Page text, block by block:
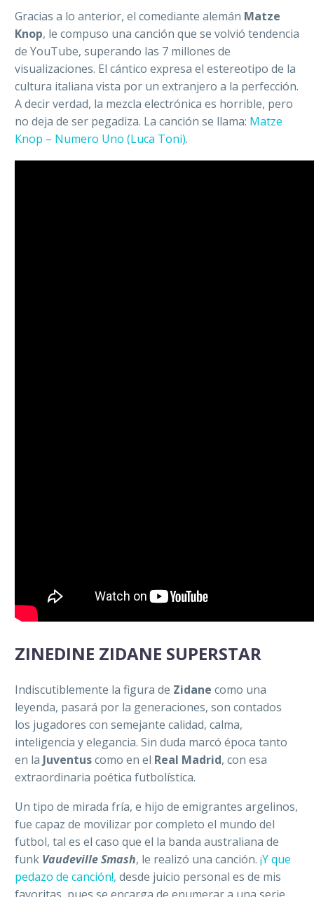
Gracias a lo anterior, el comediante alemán Matze
Knop, le compuso una canción que se volvió tendencia
de YouTube, superando las 7 millones de
visualizaciones. El cántico expresa el estereotipo de la
cultura italiana vista por un extranjero a la perfección.
A decir verdad, la mezcla electrónica es horrible, pero
no deja de ser pegadiza. La canción se llama: Matze
Knop – Numero Uno (Luca Toni).
ZINEDINE ZIDANE SUPERSTAR
Indiscutiblemente la figura de Zidane como una
leyenda, pasará por la generaciones, son contados
los jugadores con semejante calidad, calma,
inteligencia y elegancia. Sin duda marcó época tanto
en la Juventuscomo en el Real Madrid, con esa
extraordinaria poética futbolística.
Un tipo de mirada fría, e hijo de emigrantes argelinos,
fue capaz de movilizar por completo el mundo del
futbol, tal es el caso que el la banda australiana de
funk Vaudeville Smash, le realizó una canción. ¡Y que
pedazo de canción!, desde juicio personal es de mis